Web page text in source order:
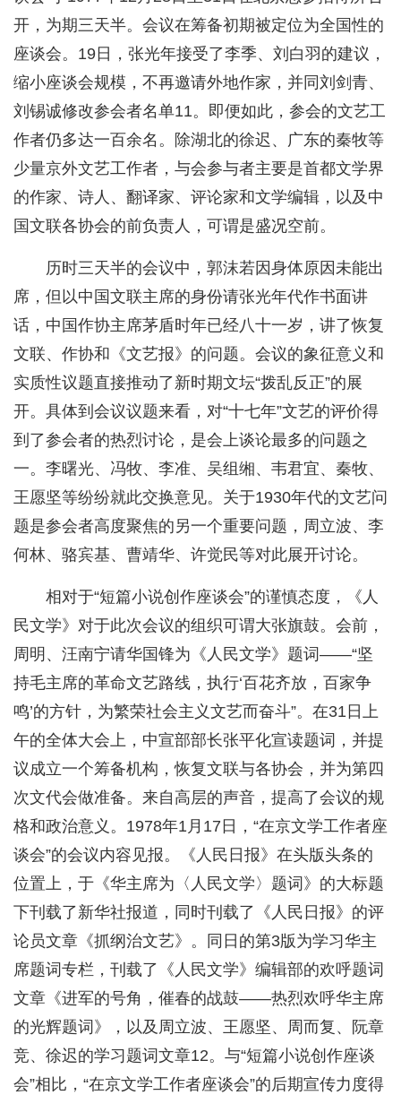
开，为期三天半。会议在筹备初期被定位为全国性的
座谈会。19日，张光年接受了李季、刘白羽的建议，
缩小座谈会规模，不再邀请外地作家，并同刘剑青、
刘锡诚修改参会者名单11。即便如此，参会的文艺工
作者仍多达一百余名。除湖北的徐迟、广东的秦牧等
少量京外文艺工作者，与会参与者主要是首都文学界
的作家、诗人、翻译家、评论家和文学编辑，以及中
国文联各协会的前负责人，可谓是盛况空前。
历时三天半的会议中，郭沫若因身体原因未能出
席，但以中国文联主席的身份请张光年代作书面讲
话，中国作协主席茅盾时年已经八十一岁，讲了恢复
文联、作协和《文艺报》的问题。会议的象征意义和
实质性议题直接推动了新时期文坛“拨乱反正”的展
开。具体到会议议题来看，对“十七年”文艺的评价得
到了参会者的热烈讨论，是会上谈论最多的问题之
一。李曙光、冯牧、李准、吴组缃、韦君宜、秦牧、
王愿坚等纷纷就此交换意见。关于1930年代的文艺问
题是参会者高度聚焦的另一个重要问题，周立波、李
何林、骆宾基、曹靖华、许觉民等对此展开讨论。
相对于“短篇小说创作座谈会”的谨慎态度，《人
民文学》对于此次会议的组织可谓大张旗鼓。会前，
周明、汪南宁请华国锋为《人民文学》题词——“坚
持毛主席的革命文艺路线，执行‘百花齐放，百家争
鸣’的方针，为繁荣社会主义文艺而奋斗”。在31日上
午的全体大会上，中宣部部长张平化宣读题词，并提
议成立一个筹备机构，恢复文联与各协会，并为第四
次文代会做准备。来自高层的声音，提高了会议的规
格和政治意义。1978年1月17日，“在京文学工作者座
谈会”的会议内容见报。《人民日报》在头版头条的
位置上，于《华主席为〈人民文学〉题词》的大标题
下刊载了新华社报道，同时刊载了《人民日报》的评
论员文章《抓纲治文艺》。同日的第3版为学习华主
席题词专栏，刊载了《人民文学》编辑部的欢呼题词
文章《进军的号角，催春的战鼓——热烈欢呼华主席
的光辉题词》，以及周立波、王愿坚、周而复、阮章
竞、徐迟的学习题词文章12。与“短篇小说创作座谈
会”相比，“在京文学工作者座谈会”的后期宣传力度得